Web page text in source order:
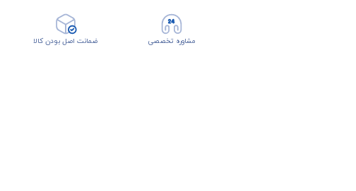
مشاوره تخصصی ضمانت اصل بودن کالا